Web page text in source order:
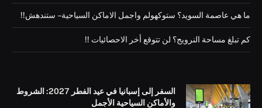
ما هي عاصمة السويد؟ ستوكهولم واجمل الاماكن السياحية – ستندهش!!
كم تبلغ مساحة النرويج؟ لن تتوقع أخر الاحصائيات !!
السفر إلى إسبانيا في عيد الفطر 2027: الشروط
والأماكن السياحية الأجمل